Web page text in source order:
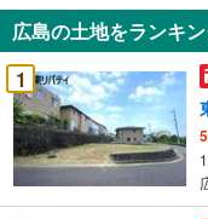
知
を
受
け
取
る
・
条
広島の土地をランキ
1